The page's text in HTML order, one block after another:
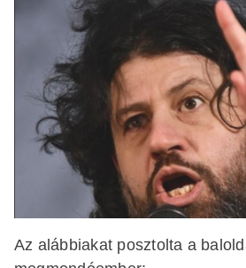
Az alábbiakat posztolta a